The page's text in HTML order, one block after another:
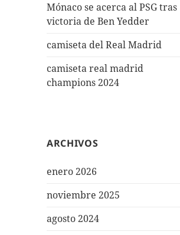
Mónaco se acerca al PSG tras
victoria de Ben Yedder
camiseta del Real Madrid
camiseta real madrid
champions 2024
ARCHIVOS
enero 2026
noviembre 2025
agosto 2024